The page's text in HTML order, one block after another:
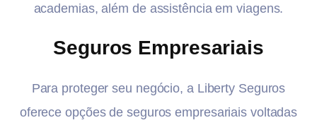
academias, além de assistência em viagens.
Seguros Empresariais
Para proteger seu negócio, a Liberty Seguros
oferece opções de seguros empresariais voltadas